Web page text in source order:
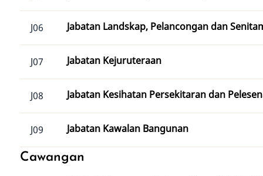
J06 Jabatan Landskap, Pelancongan dan
J07 Jabatan Kejuruteraan
J08 Jabatan Kesihatan Persekitaran dan
J09 Jabatan Kawalan Bangunan
Cawangan